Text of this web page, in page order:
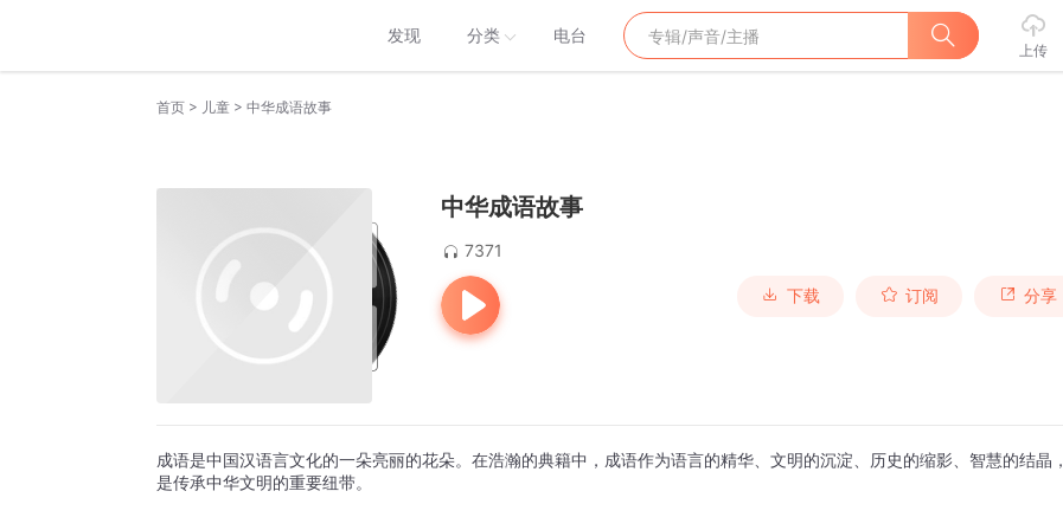
发现 分类 电台
上传
首页 > 儿童 > 中华成语故事
中华成语故事
7371
下载 订阅 分享
成语是中国汉语言文化的一朵亮丽的花朵。在浩瀚的典籍中，成语作为语言的精华、文明的沉淀、历史的缩影、智慧的结晶，
是传承中华文明的重要纽带。